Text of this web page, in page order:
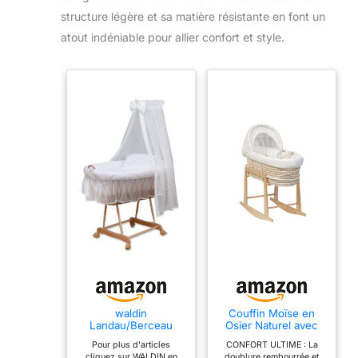
structure légère et sa matière résistante en font un
atout indéniable pour allier confort et style.
waldin
Landau/Berceau
Disponibles,Cadre/R
Pour plus d'articles
Couffin Moïse en
Osier Naturel avec
Support à Bascule -
Berceau Tressé en
CONFORT ULTIME : La